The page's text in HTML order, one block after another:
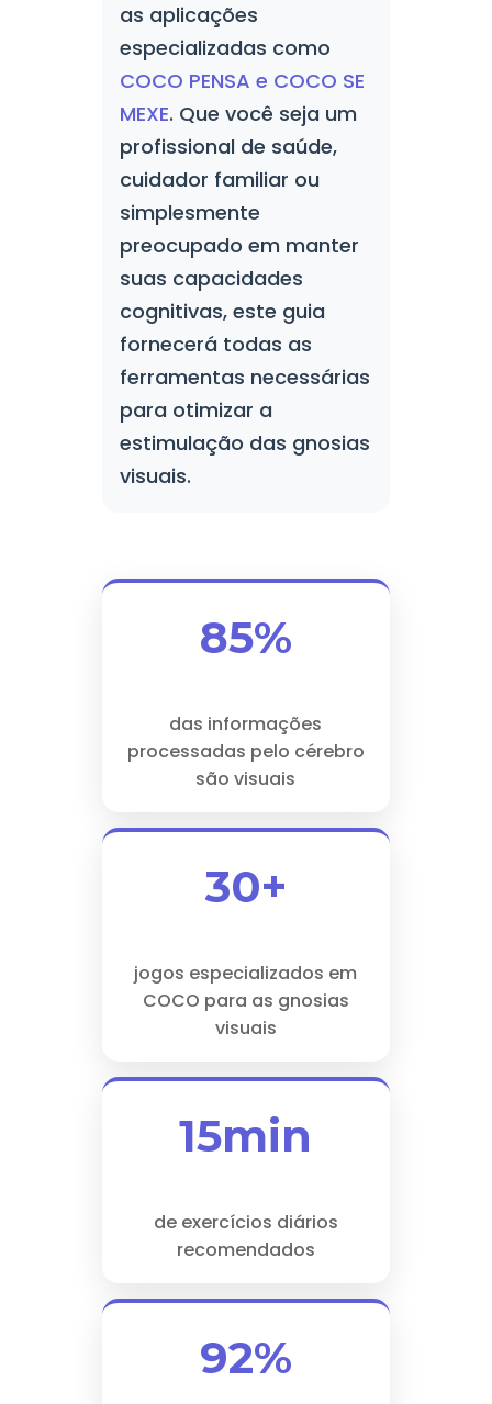
as aplicações
especializadas como
COCO PENSA e COCO SE
MEXE. Que você seja um
profissional de saúde,
cuidador familiar ou
simplesmente
preocupado em manter
suas capacidades
cognitivas, este guia
fornecerá todas as
ferramentas necessárias
para otimizar a
estimulação das gnosias
visuais.
85%
das informações
processadas pelo cérebro
são visuais
30+
jogos especializados em
COCO para as gnosias
visuais
15min
de exercícios diários
recomendados
92%